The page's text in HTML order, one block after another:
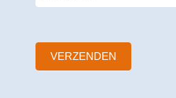
VERZENDEN